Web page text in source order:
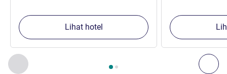
Sebelumnya - Properti kami yang lain di sekitar
Halaman , Properti kami yang lain di sekitar 1 :,
Lihat hotel